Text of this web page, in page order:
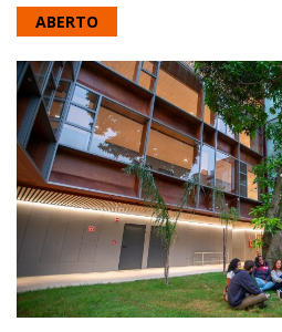
ABERTO